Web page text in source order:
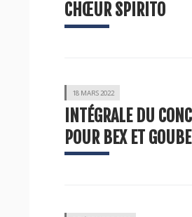
CHŒUR SPIRITO
18 MARS 2022
INTÉGRALE DU
POUR BEX ET